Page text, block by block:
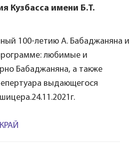
Кузбасса имени Б.Т.
100-летию А. Бабаджаняна и
любимые и
Бабаджаняна, а также
выдающегося